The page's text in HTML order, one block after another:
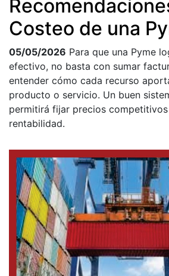
Costeo de una
05/05/2026 Para que una Pyme
efectivo, no basta con sumar
entender cómo cada recurso
producto o servicio. Un buen
permitirá fijar precios
rentabilidad.